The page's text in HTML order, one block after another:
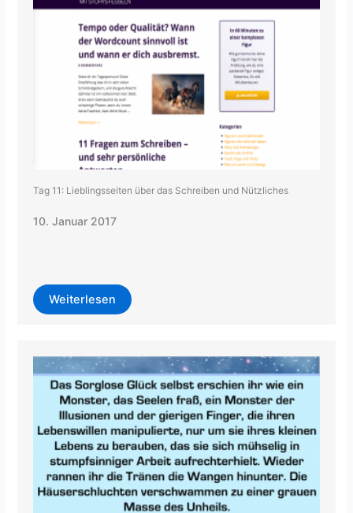
Tag 11: Lieblingsseiten über das Schreiben und Nützliches
10. Januar 2017
Weiterlesen